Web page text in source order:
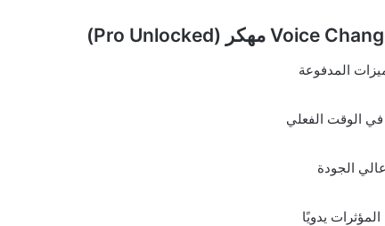
المدفوعة
الوقت الفعلي
الجودة
يدويًا